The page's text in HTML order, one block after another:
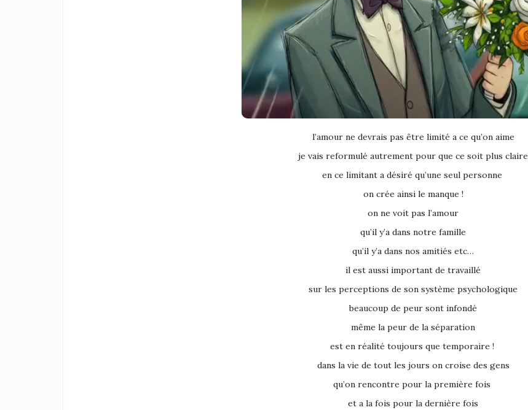
l’amour ne devrais pas être limité a ce qu’on aime
je vais reformulé autrement pour que ce soit plus claire
en ce limitant a désiré qu’une seul personne
on crée ainsi le manque !
on ne voit pas l’amour
qu’il y’a dans notre famille
qu’il y’a dans nos amitiés etc…
il est aussi important de travaillé
sur les perceptions de son système psychologique
beaucoup de peur sont infondé
même la peur de la séparation
est en réalité toujours que temporaire !
dans la vie de tout les jours on croise des gens
qu’on rencontre pour la première fois
et a la fois pour la dernière fois